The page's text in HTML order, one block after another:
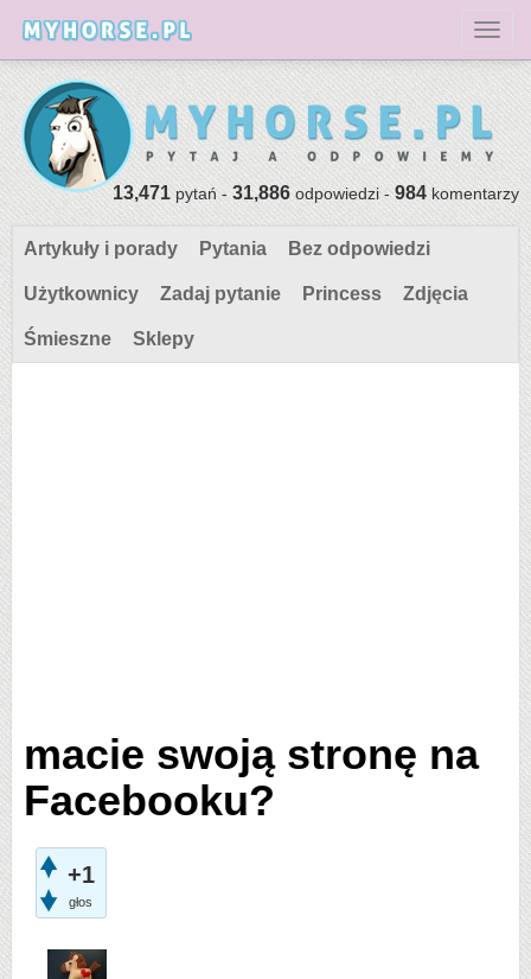
13,471pytań -31,886odpowiedzi -984komentarzy
Artykuły i porady Pytania Bez odpowiedzi
Użytkownicy Zadaj pytanie Princess Zdjęcia
Śmieszne Sklepy
macie swoją stronę na
Facebooku?
+1
głos